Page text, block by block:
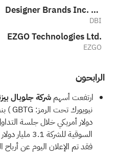
Designer Brands Inc. Class A
DBI
EZGO Technologies Ltd.
EZGO
الرابحون
ارتفعت أسهم شركة جلوبال
نيويورك تحت الرمز: GBTG
دولار أمريكي خلال جلسة
السوقية
فقد تم الإعلان اليوم عن أرباح